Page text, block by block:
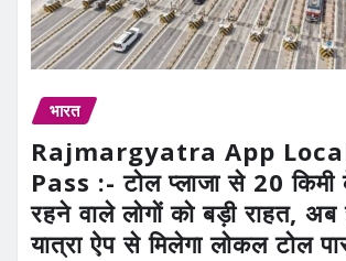
भारत
Rajmargyatra App
Pass :- टोल प्लाजा से 20 किमी
रहने वाले लोगों को बड़ी राहत, अब
यात्रा ऐप से मिलेगा लोकल टोल